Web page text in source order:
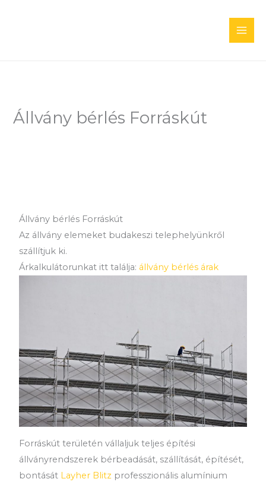
Állvány bérlés Forráskút
Állvány bérlés Forráskút
Az állvány elemeket budakeszi telephelyünkről
szállítjuk ki.
Árkalkulátorunkat itt találja: állvány bérlés árak
Forráskút területén vállaljuk teljes építési
állványrendszerek bérbeadását, szállítását, építését,
bontását Layher Blitz professzionális alumínium